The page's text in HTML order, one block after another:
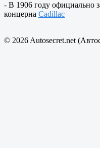
- В 1906 году официально
концерна Cadillac
© 2026 Autosecret.net